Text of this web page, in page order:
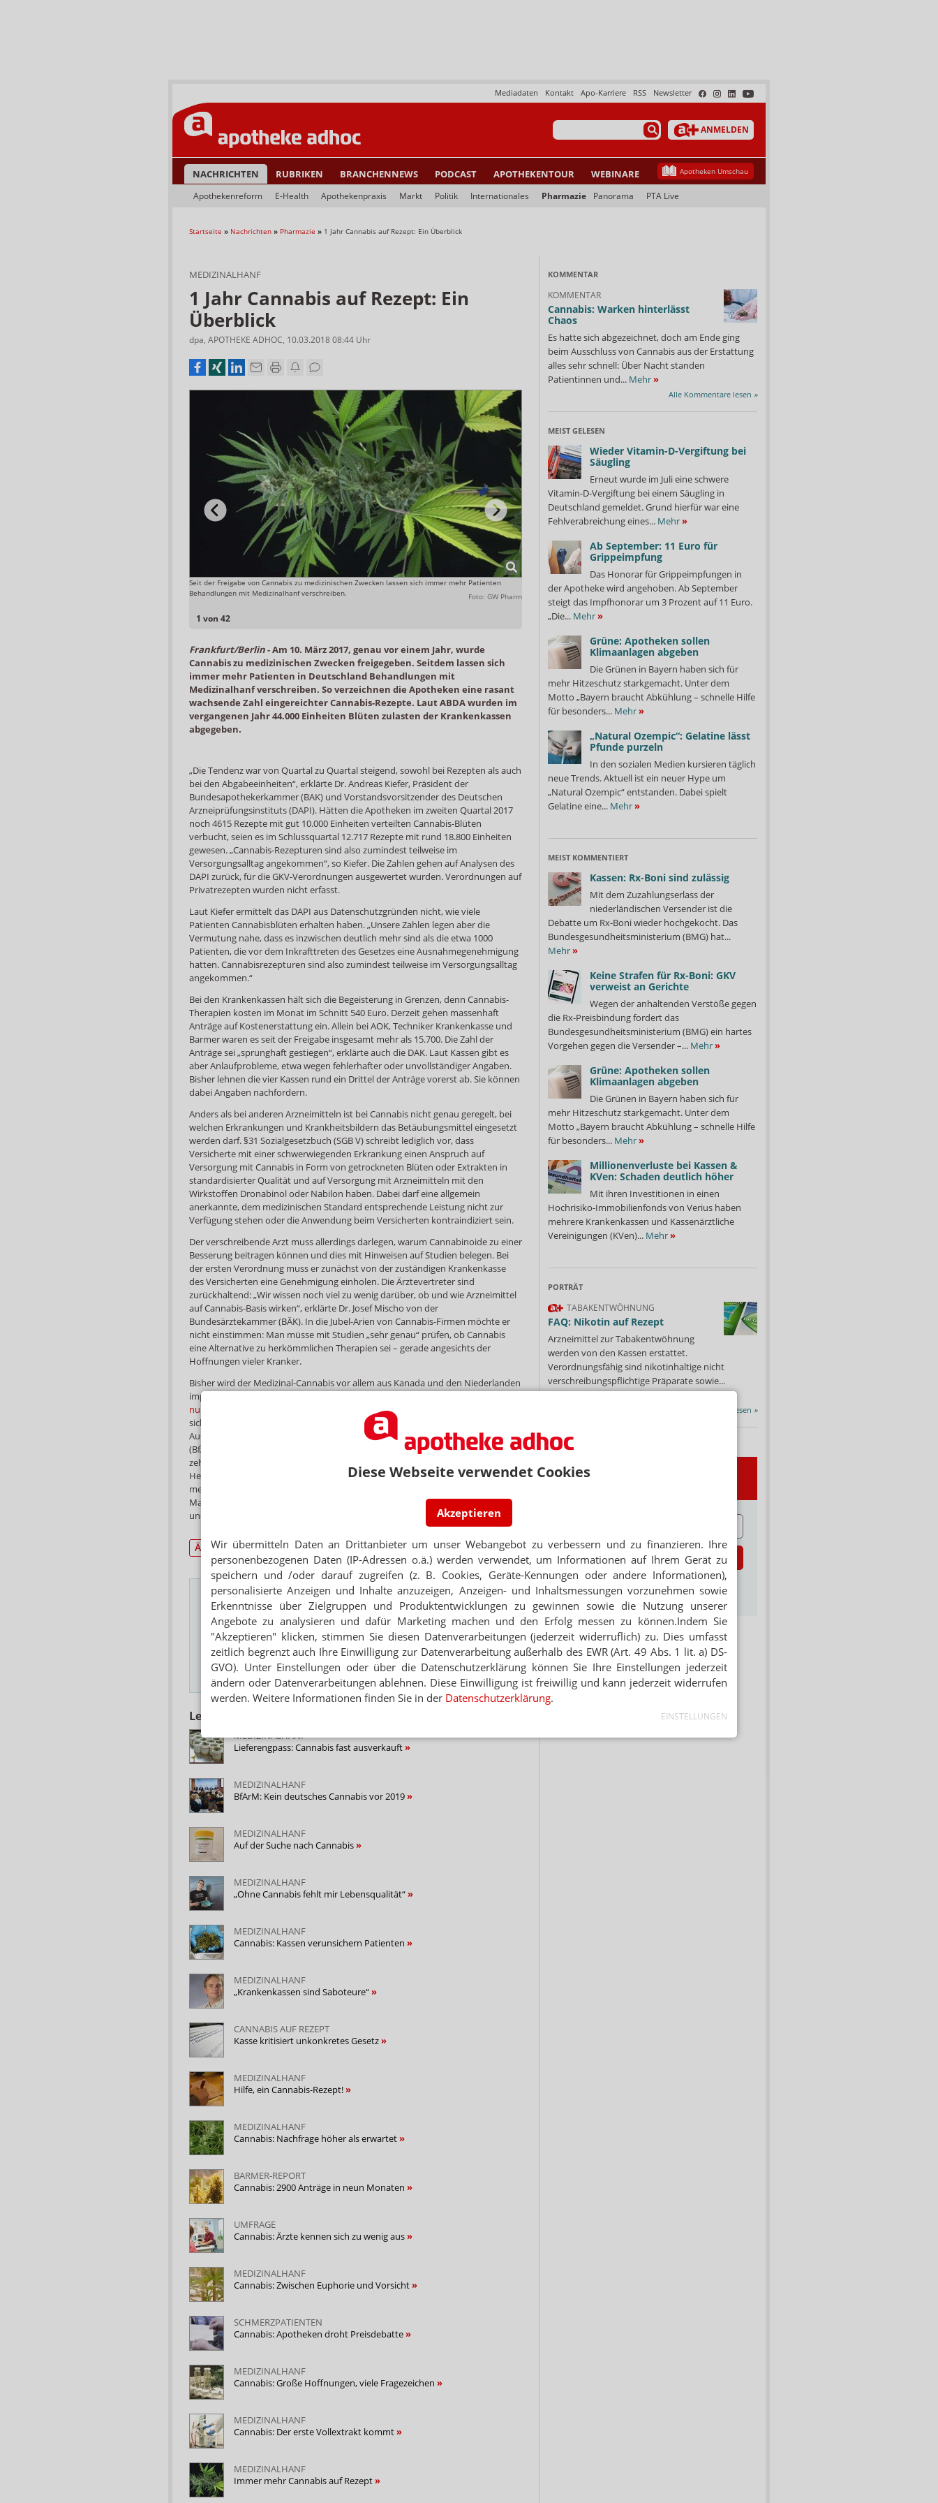
Diese Webseite verwendet Cookies
Akzeptieren
Wir übermitteln Daten an Drittanbieter um unser Webangebot zu verbessern und zu finanzieren. Ihre
personenbezogenen Daten (IP-Adressen o.ä.) werden verwendet, um Informationen auf Ihrem Gerät zu
speichern und /oder darauf zugreifen (z. B. Cookies, Geräte-Kennungen oder andere Informationen),
personalisierte Anzeigen und Inhalte anzuzeigen, Anzeigen- und Inhaltsmessungen vorzunehmen sowie
Erkenntnisse über Zielgruppen und Produktentwicklungen zu gewinnen sowie die Nutzung unserer
Angebote zu analysieren und dafür Marketing machen und den Erfolg messen zu können.Indem Sie
"Akzeptieren" klicken, stimmen Sie diesen Datenverarbeitungen (jederzeit widerruflich) zu. Dies umfasst
zeitlich begrenzt auch Ihre Einwilligung zur Datenverarbeitung außerhalb des EWR (Art. 49 Abs. 1 lit. a) DS-
GVO). Unter Einstellungen oder über die Datenschutzerklärung können Sie Ihre Einstellungen jederzeit
ändern oder Datenverarbeitungen ablehnen. Diese Einwilligung ist freiwillig und kann jederzeit widerrufen
werden. Weitere Informationen finden Sie in der Datenschutzerklärung.
EINSTELLUNGEN
Newsletter
RSS
Apo-Karriere
Kontakt
Mediadaten
ANMELDEN
NACHRICHTEN RUBRIKEN BRANCHENNEWS PODCAST APOTHEKENTOUR WEBINARE Apotheken Umschau
Apothekenreform E-Health Apothekenpraxis Markt Politik Internationales Pharmazie Panorama PTA Live
Startseite » Nachrichten » Pharmazie » 1 Jahr Cannabis auf Rezept: Ein Überblick
MEDIZINALHANF
1 Jahr Cannabis auf Rezept: Ein
Überblick
dpa, APOTHEKE ADHOC, 10.03.2018 08:44 Uhr
1 von 42
Seit der Freigabe von Cannabis zu medizinischen Zwecken lassen sich immer mehr Patienten
Behandlungen mit Medizinalhanf verschreiben.
Foto: GW Pharm
Laut ABDA sind 2017 44.000 Einheiten Blüten zulasten der gesetzlichen Krankenkassen
ausgegeben worden.
Frankfurt/Berlin-Am 10. März 2017, genau vor einem Jahr, wurde
Cannabis zu medizinischen Zwecken freigegeben. Seitdem lassen sich
immer mehr Patienten in Deutschland Behandlungen mit
Medizinalhanf verschreiben. So verzeichnen die Apotheken eine rasant
wachsende Zahl eingereichter Cannabis-Rezepte. Laut ABDA wurden im
vergangenen Jahr 44.000 Einheiten Blüten zulasten der Krankenkassen
abgegeben.
„Die Tendenz war von Quartal zu Quartal steigend, sowohl bei Rezepten als auch
bei den Abgabeeinheiten“, erklärte Dr. Andreas Kiefer, Präsident der
Bundesapothekerkammer (BAK) und Vorstandsvorsitzender des Deutschen
Arzneiprüfungsinstituts (DAPI). Hätten die Apotheken im zweiten Quartal 2017
noch 4615 Rezepte mit gut 10.000 Einheiten verteilten Cannabis-Blüten
verbucht, seien es im Schlussquartal 12.717 Rezepte mit rund 18.800 Einheiten
gewesen. „Cannabis-Rezepturen sind also zumindest teilweise im
Versorgungsalltag angekommen“, so Kiefer. Die Zahlen gehen auf Analysen des
DAPI zurück, für die GKV-Verordnungen ausgewertet wurden. Verordnungen auf
Privatrezepten wurden nicht erfasst.
Laut Kiefer ermittelt das DAPI aus Datenschutzgründen nicht, wie viele
Patienten Cannabisblüten erhalten haben. „Unsere Zahlen legen aber die
Vermutung nahe, dass es inzwischen deutlich mehr sind als die etwa 1000
Patienten, die vor dem Inkrafttreten des Gesetzes eine Ausnahmegenehmigung
hatten. Cannabisrezepturen sind also zumindest teilweise im Versorgungsalltag
angekommen.“
Bei den Krankenkassen hält sich die Begeisterung in Grenzen, denn Cannabis-
Therapien kosten im Monat im Schnitt 540 Euro. Derzeit gehen massenhaft
Anträge auf Kostenerstattung ein. Allein bei AOK, Techniker Krankenkasse und
Barmer waren es seit der Freigabe insgesamt mehr als 15.700. Die Zahl der
Anträge sei „sprunghaft gestiegen“, erklärte auch die DAK. Laut Kassen gibt es
aber Anlaufprobleme, etwa wegen fehlerhafter oder unvollständiger Angaben.
Bisher lehnen die vier Kassen rund ein Drittel der Anträge vorerst ab. Sie können
dabei Angaben nachfordern.
Anders als bei anderen Arzneimitteln ist bei Cannabis nicht genau geregelt, bei
welchen Erkrankungen und Krankheitsbildern das Betäubungsmittel eingesetzt
werden darf. §31 Sozialgesetzbuch (SGB V) schreibt lediglich vor, dass
Versicherte mit einer schwerwiegenden Erkrankung einen Anspruch auf
Versorgung mit Cannabis in Form von getrockneten Blüten oder Extrakten in
standardisierter Qualität und auf Versorgung mit Arzneimitteln mit den
Wirkstoffen Dronabinol oder Nabilon haben. Dabei darf eine allgemein
anerkannte, dem medizinischen Standard entsprechende Leistung nicht zur
Verfügung stehen oder die Anwendung beim Versicherten kontraindiziert sein.
Der verschreibende Arzt muss allerdings darlegen, warum Cannabinoide zu einer
Besserung beitragen können und dies mit Hinweisen auf Studien belegen. Bei
der ersten Verordnung muss er zunächst von der zuständigen Krankenkasse
des Versicherten eine Genehmigung einholen. Die Ärztevertreter sind
zurückhaltend: „Wir wissen noch viel zu wenig darüber, ob und wie Arzneimittel
auf Cannabis-Basis wirken“, erklärte Dr. Josef Mischo von der
Bundesärztekammer (BÄK). In die Jubel-Arien von Cannabis-Firmen möchte er
nicht einstimmen: Man müsse mit Studien „sehr genau“ prüfen, ob Cannabis
eine Alternative zu herkömmlichen Therapien sei – gerade angesichts der
Hoffnungen vieler Kranker.
Bisher wird der Medizinal-Cannabis vor allem aus Kanada und den Niederlanden
importiert,
nur unzureichend versorgt.
Künftig aber will der Bund den Anbau hierzulande
sichern.
Deutsches Cannabis soll voraussichtlich 2019 erhältlich sein.
Ausschreibung des Bundesinstituts für Arzneimittel und Medizinprodukte
(BfArM) sollen sich mehr als 100 Firmen beworben haben, heißt es, etwa sollen
zehn in die Endrunde kommen. Die Marge für Firmen dürfte groß sein: Bei
Herstellerkosten von wenigen Euro je Gramm dürfte der Apothekenpreis bei
mehr als 20 Euro liegen. Für Anbieter ist Deutschland daher ein attraktiver
Markt. Die kanadische Nuuvera etwa hat zuletzt ein Büro in Hamburg eröffnet
und errichtet im nahen Bad Bramstedt einen Tresor zur Cannabis-Lagerung.
Ärzte Krankenkassen
NEWSLETTER
Das Wichtigste des Tages direkt in Ihr Postfach. Kostenlos!
E-MAIL ADRESSE
Jetzt
abonnieren
Hinweis zum Newsletter & Datenschutz
Lesen Sie auch
MEDIZINALHANF
Lieferengpass: Cannabis fast ausverkauft
MEDIZINALHANF
BfArM: Kein deutsches Cannabis vor 2019
MEDIZINALHANF
Auf der Suche nach Cannabis
MEDIZINALHANF
„Ohne Cannabis fehlt mir Lebensqualität“
MEDIZINALHANF
Cannabis: Kassen verunsichern Patienten
MEDIZINALHANF
„Krankenkassen sind Saboteure“
CANNABIS AUF REZEPT
Kasse kritisiert unkonkretes Gesetz
MEDIZINALHANF
Hilfe, ein Cannabis-Rezept!
MEDIZINALHANF
Cannabis: Nachfrage höher als erwartet
BARMER-REPORT
Cannabis: 2900 Anträge in neun Monaten
UMFRAGE
Cannabis: Ärzte kennen sich zu wenig aus
MEDIZINALHANF
Cannabis: Zwischen Euphorie und Vorsicht
SCHMERZPATIENTEN
Cannabis: Apotheken droht Preisdebatte
MEDIZINALHANF
Cannabis: Große Hoffnungen, viele Fragezeichen
MEDIZINALHANF
Cannabis: Der erste Vollextrakt kommt
MEDIZINALHANF
Immer mehr Cannabis auf Rezept
KOMMENTAR
KOMMENTAR
Cannabis: Warken hinterlässt
Chaos
Es hatte sich abgezeichnet, doch am Ende ging
beim Ausschluss von Cannabis aus der Erstattung
alles sehr schnell: Über Nacht standen
Patientinnen und... Mehr»
Alle Kommentare lesen »
MEIST GELESEN
Wieder Vitamin-D-Vergiftung bei
Säugling
Erneut wurde im Juli eine schwere
Vitamin-D-Vergiftung bei einem Säugling in
Deutschland gemeldet. Grund hierfür war eine
Fehlverabreichung eines... Mehr»
Ab September: 11 Euro für
Grippeimpfung
Das Honorar für Grippeimpfungen in
der Apotheke wird angehoben. Ab September
steigt das Impfhonorar um 3 Prozent auf 11 Euro.
„Die... Mehr»
Grüne: Apotheken sollen
Klimaanlagen abgeben
Die Grünen in Bayern haben sich für
mehr Hitzeschutz starkgemacht. Unter dem
Motto „Bayern braucht Abkühlung – schnelle Hilfe
für besonders... Mehr»
„Natural Ozempic“: Gelatine lässt
Pfunde purzeln
In den sozialen Medien kursieren täglich
neue Trends. Aktuell ist ein neuer Hype um
„Natural Ozempic“ entstanden. Dabei spielt
Gelatine eine... Mehr»
MEIST KOMMENTIERT
Kassen: Rx-Boni sind zulässig
Mit dem Zuzahlungserlass der
niederländischen Versender ist die
Debatte um Rx-Boni wieder hochgekocht. Das
Bundesgesundheitsministerium (BMG) hat...
Mehr»
Keine Strafen für Rx-Boni: GKV
verweist an Gerichte
Wegen der anhaltenden Verstöße gegen
die Rx-Preisbindung fordert das
Bundesgesundheitsministerium (BMG) ein hartes
Vorgehen gegen die Versender –... Mehr»
Grüne: Apotheken sollen
Klimaanlagen abgeben
Die Grünen in Bayern haben sich für
mehr Hitzeschutz starkgemacht. Unter dem
Motto „Bayern braucht Abkühlung – schnelle Hilfe
für besonders... Mehr»
Millionenverluste bei Kassen &
KVen: Schaden deutlich höher
Mit ihren Investitionen in einen
Hochrisiko-Immobilienfonds von Verius haben
mehrere Krankenkassen und Kassenärztliche
Vereinigungen (KVen)... Mehr»
PORTRÄT
TABAKENTWÖHNUNG
FAQ: Nikotin auf Rezept
Arzneimittel zur Tabakentwöhnung
werden von den Kassen erstattet.
Verordnungsfähig sind nikotinhaltige nicht
verschreibungspflichtige Präparate sowie...
Mehr»
Alle Porträts lesen »
Jetzt abonnieren
Hinweis zum Newsletter &
Datenschutz